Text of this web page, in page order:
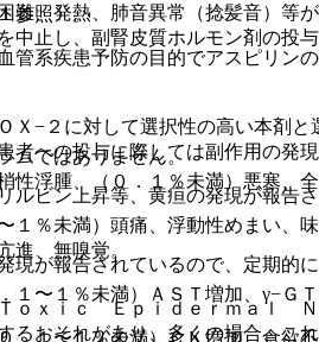
参照〕。
系疾患予防の目的でアスピリン
−２に対して選択性の高い本剤
への投与に際しては副作用の発
ビン上昇等、黄疸の発現が報告
が報告されているので、定期的
ｏｘｉｃ Ｅｐｉｄｅｒｍａｌ
おそれがあり、多くの場合、
、発熱、肺音異常（捻髪音）等
止し、副腎皮質ホルモン剤の投
浮腫、（０．１％未満）悪寒、
％未満）頭痛、浮動性めまい、
進、無嗅覚。
〜１％未満）ＡＳＴ増加、γ−Ｇ
ムではありません。